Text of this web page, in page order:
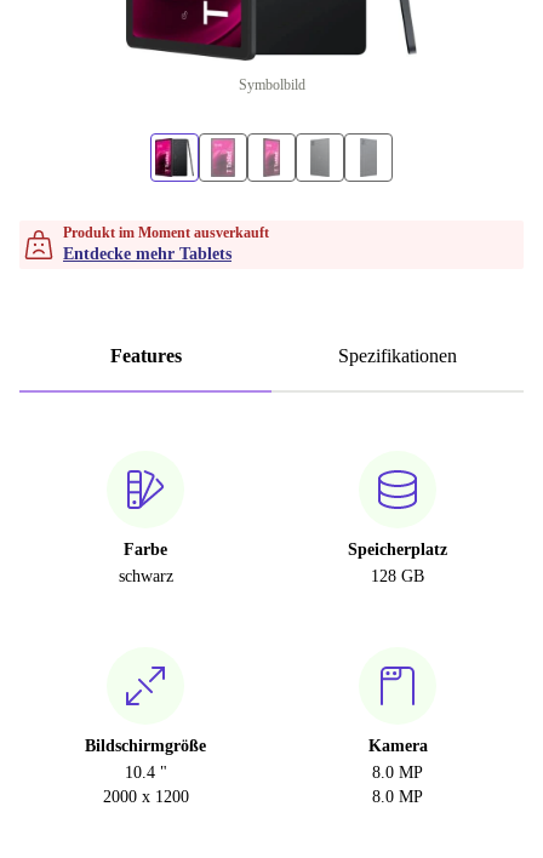
Symbolbild
Produkt im Moment ausverkauft
Entdecke mehr Tablets
Features Spezifikationen
Farbe
schwarz
Speicherplatz
128 GB
Bildschirmgröße
10.4 "
2000 x 1200
Kamera
8.0 MP
8.0 MP